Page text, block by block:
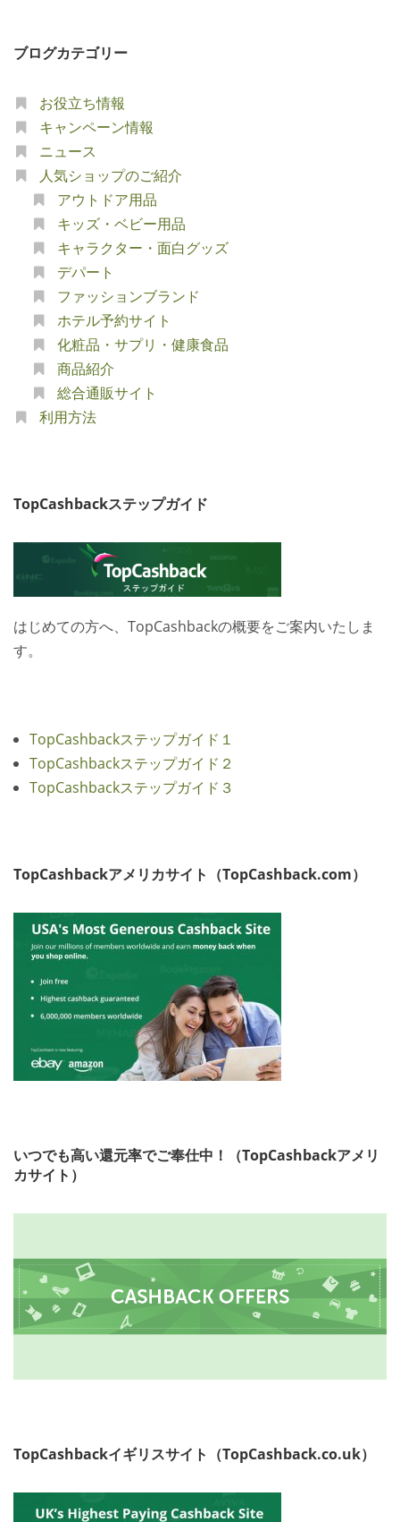
ブログカテゴリー
お役立ち情報
キャンペーン情報
ニュース
人気ショップのご紹介
アウトドア用品
キッズ・ベビー用品
キャラクター・面白グッズ
デパート
ファッションブランド
ホテル予約サイト
化粧品・サプリ・健康食品
商品紹介
総合通販サイト
利用方法
TopCashbackステップガイド
はじめての方へ、TopCashbackの概要をご案内いたしま
す。
TopCashbackステップガイド１
TopCashbackステップガイド２
TopCashbackステップガイド３
TopCashbackアメリカサイト（TopCashback.com）
いつでも高い還元率でご奉仕中！（TopCashbackアメリ
カサイト）
TopCashbackイギリスサイト（TopCashback.co.uk）